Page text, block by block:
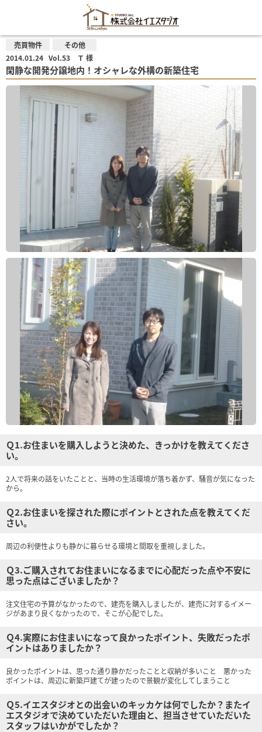
売買物件
その他
2014.01.24 Vol.53 Ｔ 様
閑静な開発分譲地内！オシャレな外構の新築住宅
Ｑ1.お住まいを購入しようと決めた、きっかけを教えてくださ
い。
2人で将来の話をいたことと、当時の生活環境が落ち着かず、騒音が気になった
から。
Ｑ2.お住まいを探された際にポイントとされた点を教えてくだ
さい。
周辺の利便性よりも静かに暮らせる環境と間取を重視しました。
Ｑ3.ご購入されてお住まいになるまでに心配だった点や不安に
思った点はございましたか？
注文住宅の予算がなかったので、建売を購入しましたが、建売に対するイメー
ジがあまり良くなかったので、そこが心配でした。
Ｑ4.実際にお住まいになって良かったポイント、失敗だったポ
イントはありましたか？
良かったポイントは、思った通り静かだったことと収納が多いこと 悪かった
ポイントは、周辺に新築戸建てが建ったので景観が変化してしまうこと
Ｑ5.イエスタジオとの出会いのキッカケは何でしたか？またイ
エスタジオで決めていただいた理由と、担当させていただいた
スタッフはいかがでしたか？